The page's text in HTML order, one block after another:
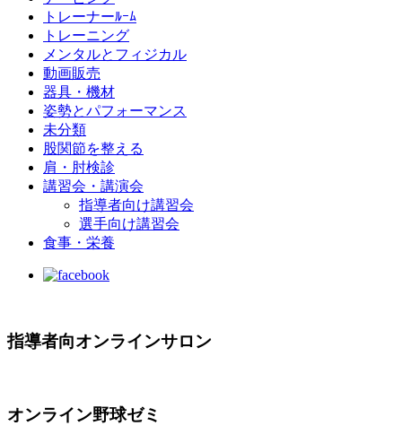
トレーナーﾙｰﾑ
トレーニング
メンタルとフィジカル
動画販売
器具・機材
姿勢とパフォーマンス
未分類
股関節を整える
肩・肘検診
講習会・講演会
指導者向け講習会
選手向け講習会
食事・栄養
指導者向オンラインサロン
オンライン野球ゼミ